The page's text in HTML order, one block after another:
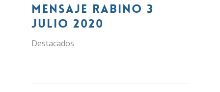
Hit enter to search or ESC to close
Mensaje Rabino 3
julio 2020
Destacados